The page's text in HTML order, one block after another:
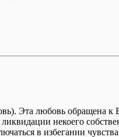
Эта любовь обращена к
некоего
в избегании